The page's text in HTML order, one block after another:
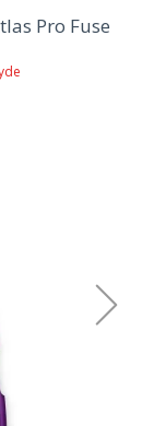
Pro Fuse